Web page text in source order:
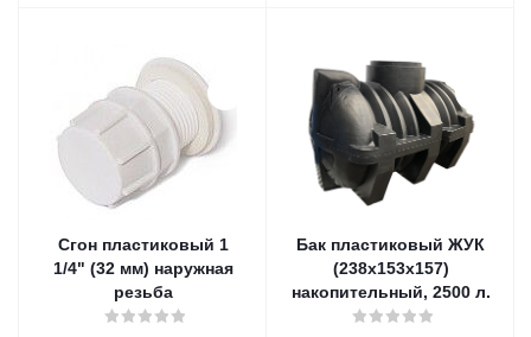
Сгон пластиковый 1
1/4" (32 мм) наружная
резьба
Бак пластиковый ЖУК
(238х153х157)
накопительный, 2500 л.